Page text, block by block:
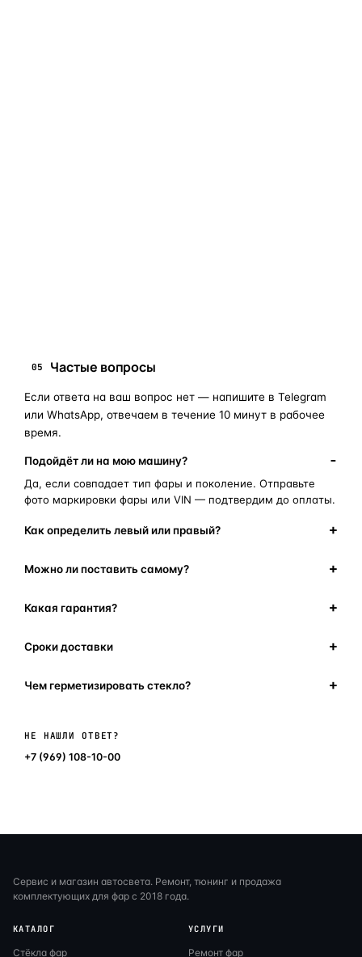
05 Частые вопросы
Если ответа на ваш вопрос нет — напишите в Telegram
или WhatsApp, отвечаем в течение 10 минут в рабочее
время.
Подойдёт ли на мою машину?
Да, если совпадает тип фары и поколение. Отправьте
фото маркировки фары или VIN — подтвердим до оплаты.
Как определить левый или правый?
Можно ли поставить самому?
Какая гарантия?
Сроки доставки
Чем герметизировать стекло?
НЕ НАШЛИ ОТВЕТ?
+7 (969) 108-10-00
Сервис и магазин автосвета. Ремонт, тюнинг и продажа
комплектующих для фар с 2018 года.
КАТАЛОГ
Стёкла фар
УСЛУГИ
Ремонт фар